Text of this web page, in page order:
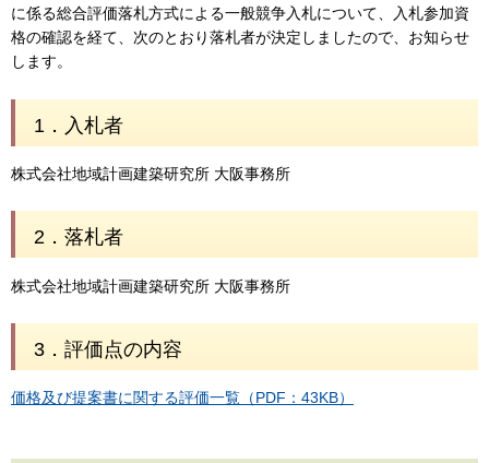
に係る総合評価落札方式による一般競争入札について、入札参加資
格の確認を経て、次のとおり落札者が決定しましたので、お知らせ
します。
1．入札者
株式会社地域計画建築研究所 大阪事務所
2．落札者
株式会社地域計画建築研究所 大阪事務所
3．評価点の内容
価格及び提案書に関する評価一覧（PDF：43KB）